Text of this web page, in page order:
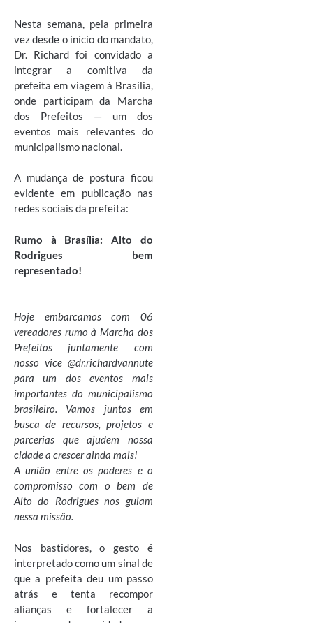
Nesta semana, pela primeira
vez desde o início do mandato,
Dr. Richard foi convidado a
integrar a comitiva da
prefeita em viagem à Brasília,
onde participam da Marcha
dos Prefeitos — um dos
eventos mais relevantes do
municipalismo nacional.
A mudança de postura ficou
evidente em publicação nas
redes sociais da prefeita:
Rumo à Brasília: Alto do
Rodrigues bem
representado!
Hoje embarcamos com 06
vereadores rumo à Marcha dos
Prefeitos juntamente com
nosso vice @dr.richardvannute
para um dos eventos mais
importantes do municipalismo
brasileiro. Vamos juntos em
busca de recursos, projetos e
parcerias que ajudem nossa
cidade a crescer ainda mais!
A união entre os poderes e o
compromisso com o bem de
Alto do Rodrigues nos guiam
nessa missão.
Nos bastidores, o gesto é
interpretado como um sinal de
que a prefeita deu um passo
atrás e tenta recompor
alianças e fortalecer a